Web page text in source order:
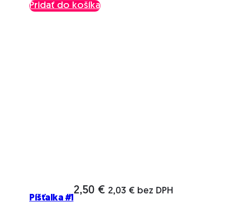
Pridať do košíka
Píšťalka #1
2,50 € 2,03 €bez DPH